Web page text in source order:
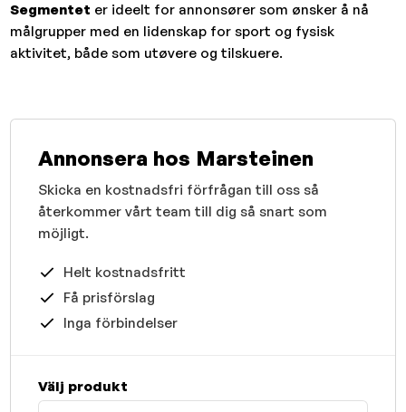
Segmentet er ideelt for annonsører som ønsker å nå
målgrupper med en lidenskap for sport og fysisk
aktivitet, både som utøvere og tilskuere.
Annonsera hos Marsteinen
Skicka en kostnadsfri förfrågan till oss så
återkommer vårt team till dig så snart som
möjligt.
Helt kostnadsfritt
Få prisförslag
Inga förbindelser
Välj produkt